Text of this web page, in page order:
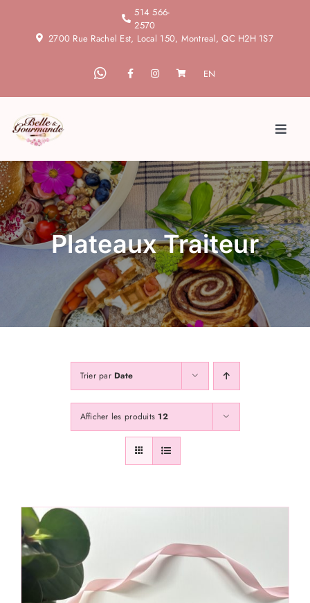
514 566-
2570
2700 Rue Rachel Est, Local 150, Montreal, QC H2H 1S7
EN
Toggle
Accueil
À propos
Services
Plateaux Traiteur
Trier par Date
Afficher les produits12